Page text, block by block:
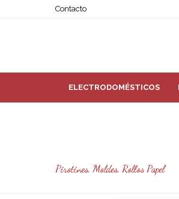
ELECTRODOMÉSTICOS
Contacto
Pirotines, Moldes, Rollos Papel